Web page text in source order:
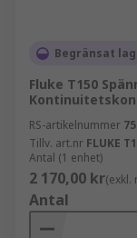
Begränsat
Fluke T150
RS-artikelnummer
Tillv. art.nr FLUKE
Antal (1 enhet)
2 170,00 kr(exkl.
Antal